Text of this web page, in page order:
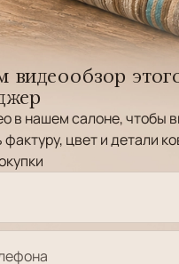
видеообзор
в нашем салоне, чтобы
цвет и детали